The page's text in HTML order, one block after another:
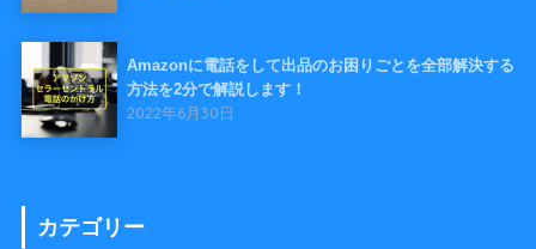
Amazonに電話をして出品のお困りごとを全部解決する
方法を2分で解説します！
2022年6月30日
カテゴリー